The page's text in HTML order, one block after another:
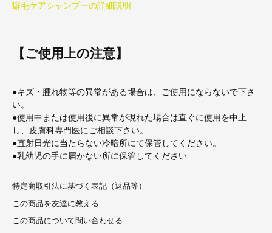
癖毛ケアシャンプーの詳細説明
【ご使用上の注意】
●キズ・腫れ物等の異常がある場合は、ご使用にならないで下さ
い。
●使用中または使用後に異常が現れた場合は直ぐに使用を中止
し、皮膚科専門医にご相談下さい。
●直射日光に当たらない冷暗所にて保管してください。
●乳幼児の手に届かない所に保管してください
特定商取引法に基づく表記（返品等）
この商品を友達に教える
この商品について問い合わせる